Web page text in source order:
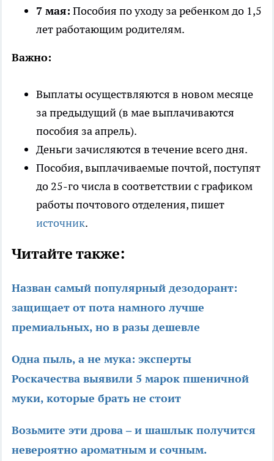
7 мая: Пособия по уходу за ребенком до 1,5
лет работающим родителям.
Важно:
Выплаты осуществляются в новом месяце
за предыдущий (в мае выплачиваются
пособия за апрель).
Деньги зачисляются в течение всего дня.
Пособия, выплачиваемые почтой, поступят
до 25-го числа в соответствии с графиком
работы почтового отделения, пишет
источник.
Читайте также:
Назван самый популярный дезодорант:
защищает от пота намного лучше
премиальных, но в разы дешевле
Одна пыль, а не мука: эксперты
Роскачества выявили 5 марок пшеничной
муки, которые брать не стоит
Возьмите эти дрова – и шашлык получится
невероятно ароматным и сочным.